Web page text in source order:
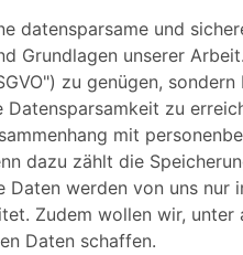
datensparsame und
Grundlagen unserer
zu genügen,
zu
mit
dazu zählt die
Daten werden von uns
Zudem wollen wir,
Daten schaffen.